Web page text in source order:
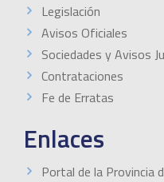
Legislación
Avisos Oficiales
Sociedades y Avisos
Contrataciones
Fe de Erratas
Enlaces
Portal de la Provincia